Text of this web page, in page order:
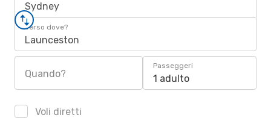
Sydney
Verso dove?
Launceston
Quando?
Passeggeri
1 adulto
Voli diretti